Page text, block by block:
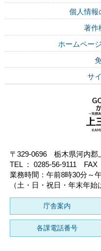
個人情報
著作
ホームペー
サ
〒329-0696 栃木県河内郡
TEL ： 0285-56-9111 FAX
業務時間：午前8時30分～
（土・日・祝日・年末年始
庁舎案内
各課電話番号